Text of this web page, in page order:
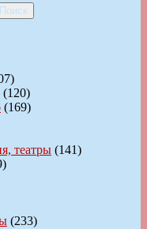
Поиск
(120)
(169)
театры (141)
(233)